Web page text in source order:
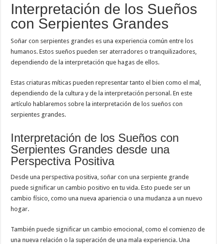
Interpretación de los Sueños
con Serpientes Grandes
Soñar con serpientes grandes es una experiencia común entre los
humanos. Estos sueños pueden ser aterradores o tranquilizadores,
dependiendo de la interpretación que hagas de ellos.
Estas criaturas míticas pueden representar tanto el bien como el mal,
dependiendo de la cultura y de la interpretación personal. En este
artículo hablaremos sobre la interpretación de los sueños con
serpientes grandes.
Interpretación de los Sueños con
Serpientes Grandes desde una
Perspectiva Positiva
Desde una perspectiva positiva, soñar con una serpiente grande
puede significar un cambio positivo en tu vida. Esto puede ser un
cambio físico, como una nueva apariencia o una mudanza a un nuevo
hogar.
También puede significar un cambio emocional, como el comienzo de
una nueva relación o la superación de una mala experiencia. Una